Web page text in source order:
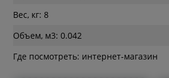
Вес, кг: 8
Объем, м3: 0.042
Где посмотреть: интернет-магазин